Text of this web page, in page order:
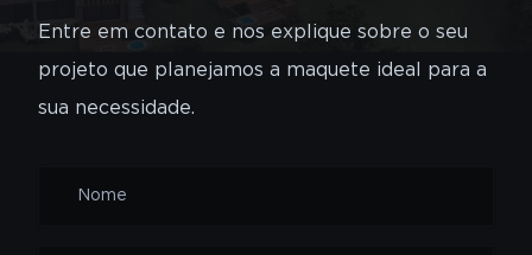
Entre em contato e nos explique sobre o seu
projeto que planejamos a maquete ideal para a
sua necessidade.